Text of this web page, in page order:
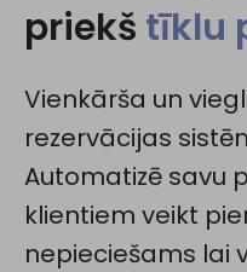
priekš tīklu
Vienkārša un
rezervācijas
Automatizē savu
klientiem veikt
nepieciešams lai
Sociālie tīkli: